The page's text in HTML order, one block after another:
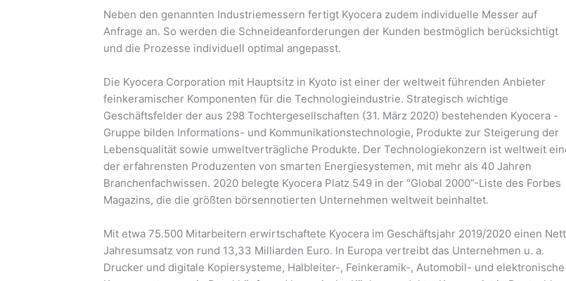
Neben den genannten Industriemessern fertigt Kyocera zudem individuelle Messer auf
Anfrage an. So werden die Schneideanforderungen der Kunden bestmöglich berücksichtigt
und die Prozesse individuell optimal angepasst.
Die Kyocera Corporation mit Hauptsitz in Kyoto ist einer der weltweit führenden Anbieter
feinkeramischer Komponenten für die Technologieindustrie. Strategisch wichtige
Geschäftsfelder der aus 298 Tochtergesellschaften (31. März 2020) bestehenden Kyocera -
Gruppe bilden Informations- und Kommunikationstechnologie, Produkte zur Steigerung der
Lebensqualität sowie umweltverträgliche Produkte. Der Technologiekonzern ist weltweit
der erfahrensten Produzenten von smarten Energiesystemen, mit mehr als 40 Jahren
Branchenfachwissen. 2020 belegte Kyocera Platz 549 in der “Global 2000”-Liste des Forbes
Magazins, die die größten börsennotierten Unternehmen weltweit beinhaltet.
Mit etwa 75.500 Mitarbeitern erwirtschaftete Kyocera im Geschäftsjahr 2019/2020 einen
Jahresumsatz von rund 13,33 Milliarden Euro. In Europa vertreibt das Unternehmen u. a.
Drucker und digitale Kopiersysteme, Halbleiter-, Feinkeramik-, Automobil- und elektronische